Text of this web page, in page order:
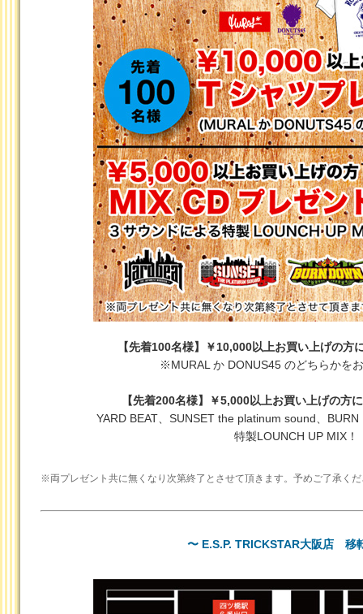
【先着100名様】￥10,000以上お買い上げの方
※MURAL か DONUS45 のどちらかを
【先着200名様】￥5,000以上お買い上げの方
YARD BEAT、SUNSET the platinum sound、
特製LOUNCH UP MIX！
※両プレゼント共に無くなり次第終了とさせて頂きます。予めご了承く
〜 E.S.P. TRICKSTAR大阪店 移